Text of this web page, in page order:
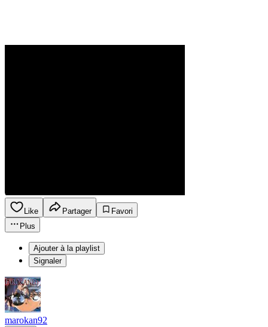
Like Partager
Favori
Plus
Ajouter à la playlist
Signaler
marokan92